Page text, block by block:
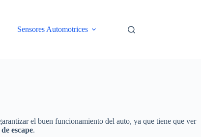
Sensores Automotrices
el buen funcionamiento del auto, ya que tiene que ver
escape.